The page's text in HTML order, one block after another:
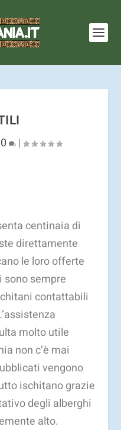
0 |
centinaia di
direttamente
le loro offerte
sempre
contattabili
molto utile
non c’è mai
vengono
ischitano grazie
degli alberghi
alto.
cookie.
Ulteriori
OK